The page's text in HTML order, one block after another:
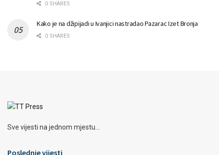
0 SHARES
Kako je na džipijadi u Ivanjici nastradao Pazarac Izet Bronja
0 SHARES
Sve vijesti na jednom mjestu...
Poslednje vijesti